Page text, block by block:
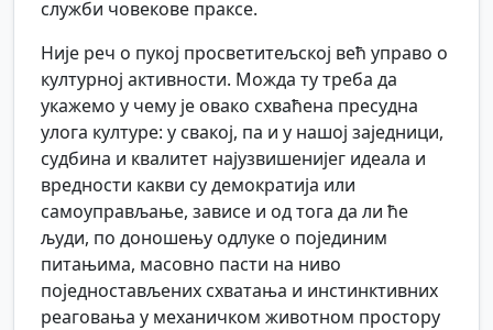
служби човекове праксе.
Није реч о пукој просветитељској већ управо о
културној активности. Можда ту треба да
укажемо у чему је овако схваћена пресудна
улога културе: у свакој, па и у нашој заједници,
судбина и квалитет најузвишенијег идеала и
вредности какви су демократија или
самоуправљање, зависе и од тога да ли ће
људи, по доношењу одлуке о појединим
питањима, масовно пасти на ниво
поједностављених схватања и инстинктивних
реаговања у механичком животном простору